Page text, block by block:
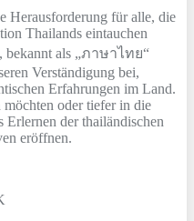
Herausforderung für alle, die
Thailands eintauchen
bekannt als „ภาษาไทย“
Verständigung bei,
Erfahrungen im Land.
oder tiefer in die
der thailändischen
eröffnen.